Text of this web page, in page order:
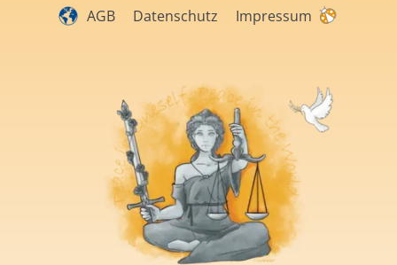
AGB Datenschutz Impressum